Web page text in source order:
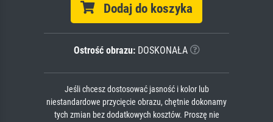
Dodaj do koszyka
Ostrość obrazu:DOSKONAŁA
Jeśli chcesz dostosować jasność i kolor lub
niestandardowe przycięcie obrazu, chętnie dokonamy
tych zmian bez dodatkowych kosztów. Proszę nie